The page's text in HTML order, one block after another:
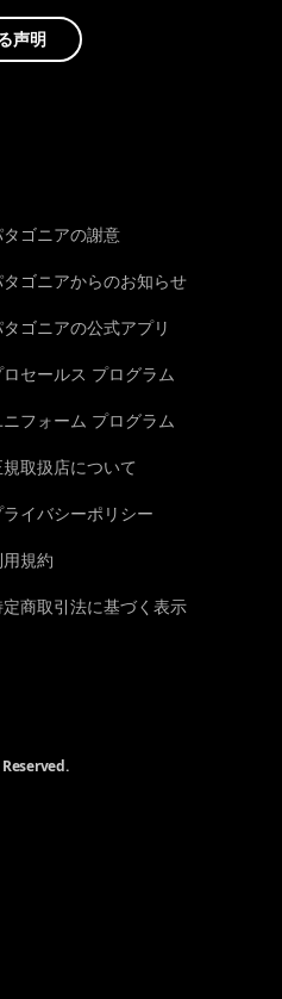
声明
ゴニアの謝意
ゴニアからのお知らせ
ゴニアの公式アプリ
ロセールス プログラム
フォーム プログラム
規取扱店について
ライバシーポリシー
規約
商取引法に基づく表示